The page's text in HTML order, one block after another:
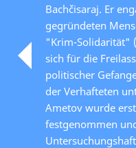
Bachčisaraj. Er
gegründeten
"Krim-Solidarität"
sich für die
politischer
der Verhafteten
Ametov wurde
festgenommen